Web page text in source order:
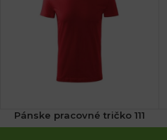
Pánske pracovné tričko 111